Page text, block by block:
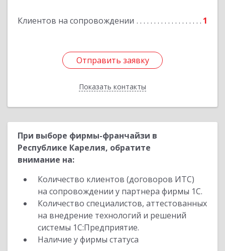
Клиентов на сопровождении 1
Отправить заявку
Показать контакты
Отправить заявку
Назад
При выборе фирмы-франчайзи в
Республике Карелия, обратите
внимание на:
Количество клиентов (договоров ИТС)
на сопровождении у партнера фирмы 1С.
Количество специалистов, аттестованных
на внедрение технологий и решений
системы 1С:Предприятие.
Наличие у фирмы статуса